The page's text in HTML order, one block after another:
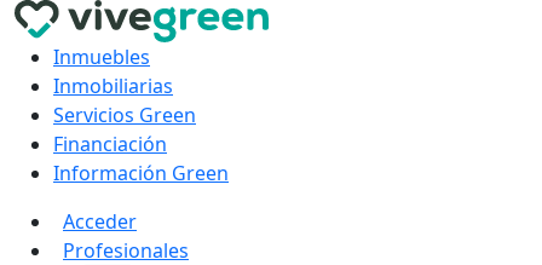
Inmuebles
Inmobiliarias
Servicios Green
Financiación
Información Green
Acceder
Profesionales